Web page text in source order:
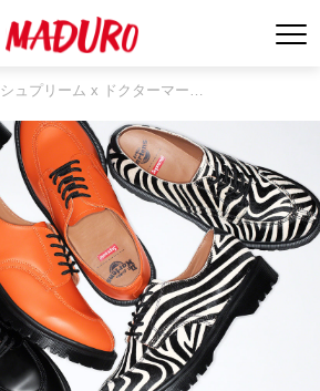
シュプリーム x ドクターマー…